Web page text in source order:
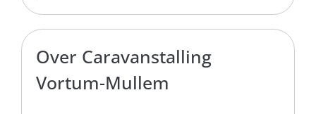
Over Caravanstalling
Vortum-Mullem